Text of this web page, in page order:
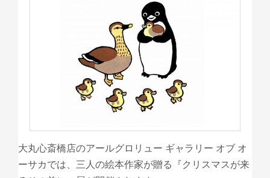
大丸心斎橋店のアールグロリュー ギャラリー オブ オ
ーサカでは、三人の絵本作家が贈る『クリスマスが来